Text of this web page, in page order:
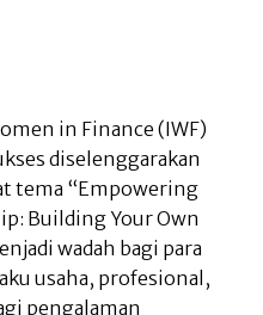
in Finance (IWF)
diselenggarakan
tema “Empowering
Building Your Own
wadah bagi para
usaha, profesional,
pengalaman